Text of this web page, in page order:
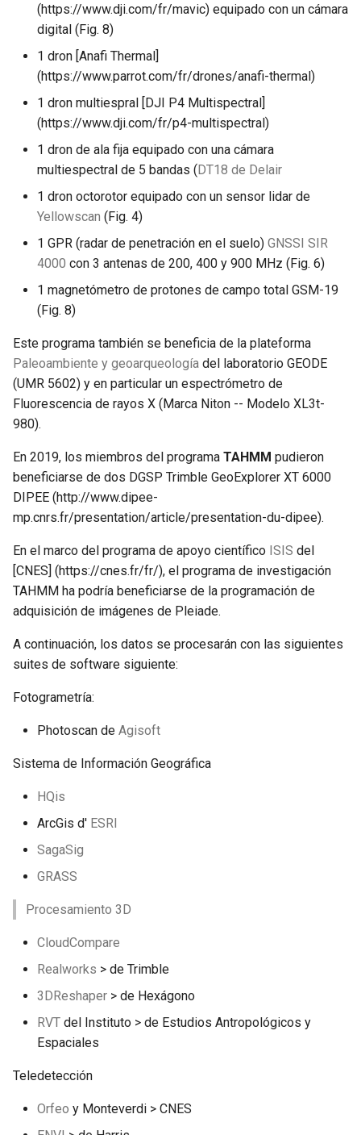
(https://www.dji.com/fr/mavic) equipado con un cámara
digital (Fig. 8)
1 dron [Anafi Thermal]
(https://www.parrot.com/fr/drones/anafi-thermal)
1 dron multiespral [DJI P4 Multispectral]
(https://www.dji.com/fr/p4-multispectral)
1 dron de ala fija equipado con una cámara
multiespectral de 5 bandas ( DT18 de Delair
1 dron octorotor equipado con un sensor lidar de
Yellowscan (Fig. 4)
1 GPR (radar de penetración en el suelo) GNSSI SIR
4000 con 3 antenas de 200, 400 y 900 MHz (Fig. 6)
1 magnetómetro de protones de campo total GSM-19
(Fig. 8)
Este programa también se beneficia de la plateforma
Paleoambiente y geoarqueología del laboratorio GEODE
(UMR 5602) y en particular un espectrómetro de
Fluorescencia de rayos X (Marca Niton -- Modelo XL3t-
980).
En 2019, los miembros del programa TAHMM pudieron
beneficiarse de dos DGSP Trimble GeoExplorer XT 6000
DIPEE (http://www.dipee-
mp.cnrs.fr/presentation/article/presentation-du-dipee).
En el marco del programa de apoyo científico ISIS del
[CNES] (https://cnes.fr/fr/), el programa de investigación
TAHMM ha podría beneficiarse de la programación de
adquisición de imágenes de Pleiade.
A continuación, los datos se procesarán con las siguientes
suites de software siguiente:
Fotogrametría:
Photoscan de Agisoft
Sistema de Información Geográfica
HQis
ArcGis d' ESRI
SagaSig
GRASS
Procesamiento 3D
CloudCompare
Realworks > de Trimble
3DReshaper > de Hexágono
RVT del Instituto > de Estudios Antropológicos y
Espaciales
Teledetección
Orfeo y Monteverdi > CNES